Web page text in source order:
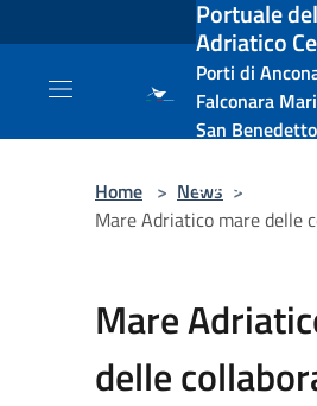
Salta al contenuto principalePortuale
Adriatico
Porti di
Falconara
San
e Vasto
Home > News >
Mare Adriatico mare delle
Mare
delle